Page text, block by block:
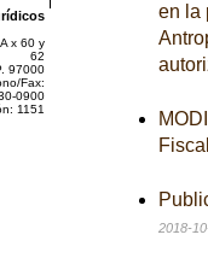
x 60 y
62
97000
Fax:
0900
1151
en la
2018-